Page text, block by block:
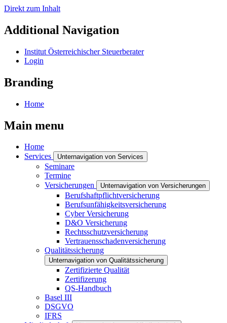
Direkt zum Inhalt
Additional Navigation
Institut Österreichischer Steuerberater
Login
Branding
Home
Main menu
Home
Services
Unternavigation von Services
Seminare
Termine
Versicherungen
Unternavigation von Versicherungen
Berufshaftpflichtversicherung
Berufsunfähigkeitsversicherung
Cyber Versicherung
D&O Versicherung
Rechtsschutzversicherung
Vertrauensschadenversicherung
Qualitätssicherung
Unternavigation von Qualitätssicherung
Zertifizierte Qualität
Zertifizerung
QS-Handbuch
Basel III
DSGVO
IFRS